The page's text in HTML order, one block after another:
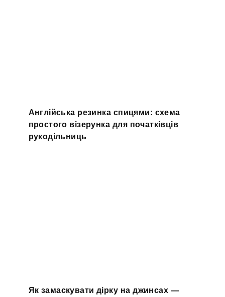
Англійська резинка спицями: схема
простого візерунка для початківців
рукодільниць
Як замаскувати дірку на джинсах —